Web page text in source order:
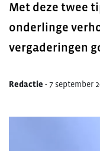
Met deze twee
onderlinge
vergaderingen
Redactie - 7 september